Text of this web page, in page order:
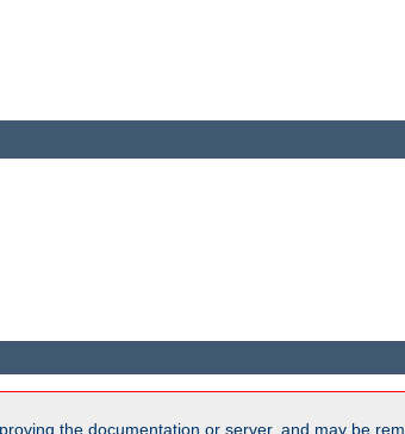
the documentation or server, and may be